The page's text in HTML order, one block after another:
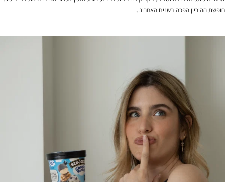
חופשת ההיריון הפכה בשנים האחרונ...